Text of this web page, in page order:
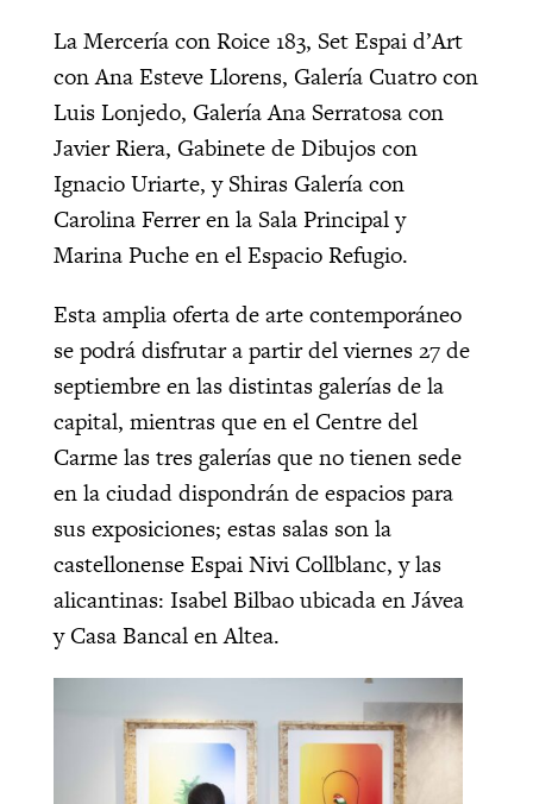
La Mercería con Roice 183, Set Espai d’Art
con Ana Esteve Llorens, Galería Cuatro con
Luis Lonjedo, Galería Ana Serratosa con
Javier Riera, Gabinete de Dibujos con
Ignacio Uriarte, y Shiras Galería con
Carolina Ferrer en la Sala Principal y
Marina Puche en el Espacio Refugio.
Esta amplia oferta de arte contemporáneo
se podrá disfrutar a partir del viernes 27 de
septiembre en las distintas galerías de la
capital, mientras que en el Centre del
Carme las tres galerías que no tienen sede
en la ciudad dispondrán de espacios para
sus exposiciones; estas salas son la
castellonense Espai Nivi Collblanc, y las
alicantinas: Isabel Bilbao ubicada en Jávea
y Casa Bancal en Altea.